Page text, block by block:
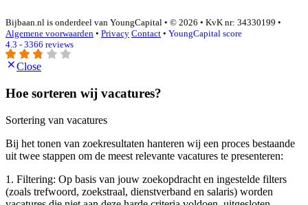
Bijbaan.nl is onderdeel van YoungCapital • © 2026 • KvK nr: 34330199 •
Algemene voorwaarden • Privacy Contact • YoungCapital score
4.3 - 3366 reviews
Close
Hoe sorteren wij vacatures?
Sortering van vacatures
Bij het tonen van zoekresultaten hanteren wij een proces bestaande
uit twee stappen om de meest relevante vacatures te presenteren:
1. Filtering: Op basis van jouw zoekopdracht en ingestelde filters
(zoals trefwoord, zoekstraal, dienstverband en salaris) worden